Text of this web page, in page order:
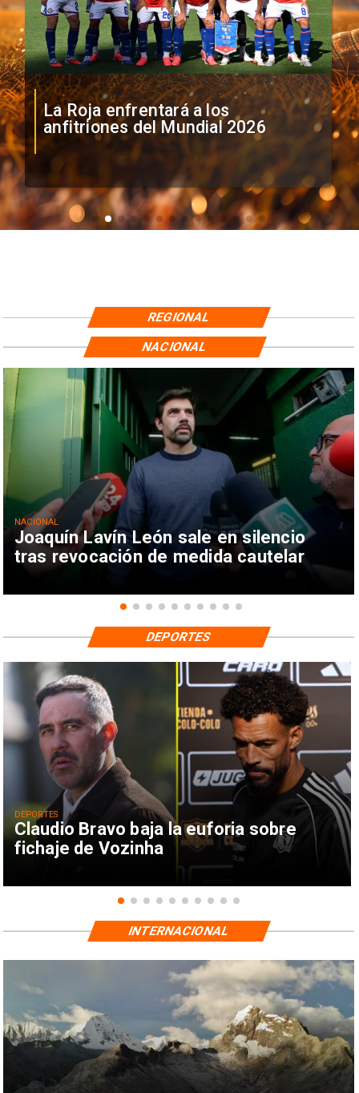
La Roja enfrentará a los
anfitriones del Mundial 2026
REGIONAL
Joaquín Lavín León sale en silencio
tras revocación de medida cautelar
NACIONAL
NACIONAL
Claudio Bravo baja la euforia sobre
fichaje de Vozinha
DEPORTES
DEPORTES
INTERNACIONAL